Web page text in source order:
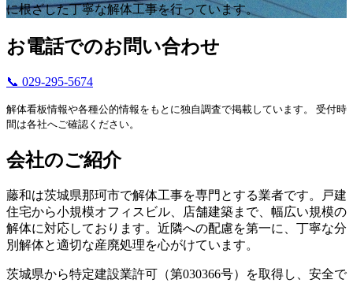
に根ざした丁寧な解体工事を行っています。
お電話でのお問い合わせ
📞 029-295-5674
解体看板情報や各種公的情報をもとに独自調査で掲載しています。 受付時
間は各社へご確認ください。
会社のご紹介
藤和は茨城県那珂市で解体工事を専門とする業者です。戸建
住宅から小規模オフィスビル、店舗建築まで、幅広い規模の
解体に対応しております。近隣への配慮を第一に、丁寧な分
別解体と適切な産廃処理を心がけています。
茨城県から特定建設業許可（第030366号）を取得し、安全で